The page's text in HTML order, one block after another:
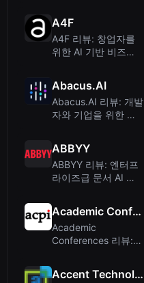
A4F
A4F 리뷰: 창업자를
위한 AI 기반 비즈니
Abacus.AI
Abacus.AI 리뷰: 개발
자와 기업을 위한 올
ABBYY
ABBYY 리뷰: 엔터프
라이즈급 문서 AI 및
Academic Conferences
Academic
Conferences 리뷰:
Accent Technologies